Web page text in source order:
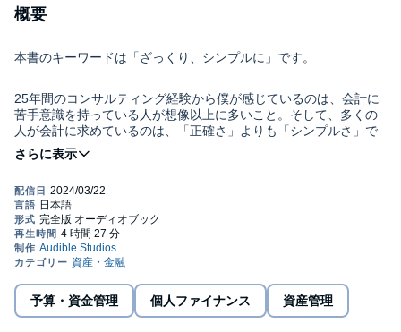
概要
本書のキーワードは「ざっくり、シンプルに」です。
25年間のコンサルティング経験から僕が感じているのは、会計に
苦手意識を持っている人が想像以上に多いこと。そして、多くの
人が会計に求めているのは、「正確さ」よりも「シンプルさ」で
あるということです。
そして、皆さんが知りたいのは、細かい数字のことよりも、会社
のお金の流れがどうなっているのか、という全体像であることも
わかりました。
そこで、今回の本には、2つの特色を盛り込みました。
１つは、大学3年生の娘の協力を得て、対話形式の本づくりに挑戦
したこと。もう１つは、僕のオリジナルツールである「お金のブ
予算・資金管理 個人ファイナンス 資産管理